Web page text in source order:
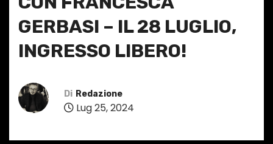
GERBASI – IL 28 LUGLIO,
INGRESSO LIBERO!
Di Redazione
Lug 25, 2024